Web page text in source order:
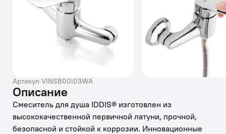
Артикул·VINSB00i03WA
Описание
Смеситель для душа IDDIS® изготовлен из
высококачественной первичной латуни, прочной,
безопасной и стойкой к коррозии. Инновационные